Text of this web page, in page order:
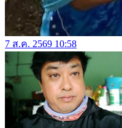
7 ส.ค. 2569 10:58